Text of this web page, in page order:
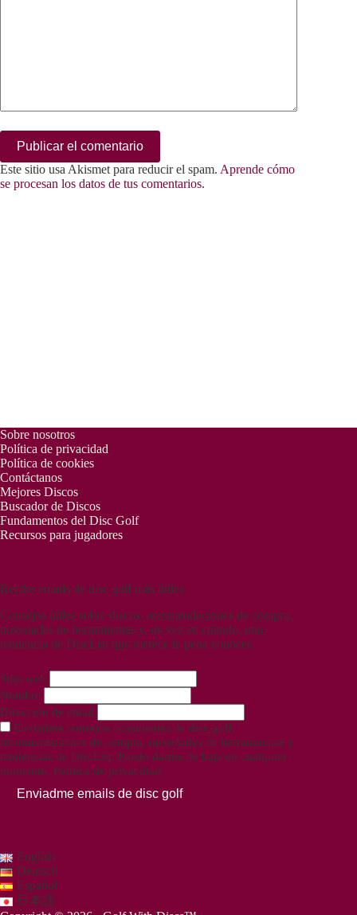
Publicar el comentario
Este sitio usa Akismet para reducir el spam. Aprende cómo
se procesan los datos de tus comentarios.
Sobre nosotros
Política de privacidad
Política de cookies
Contáctanos
Mejores Discos
Buscador de Discos
Fundamentos del Disc Golf
Recursos para jugadores
Recibe emails de disc golf más útiles
Consejos útiles sobre discos, recomendaciones de compra,
novedades de herramientas y, de vez en cuando, una
tendencia de DiscList que merece la pena conocer.
Sitio web
Nombre
Dirección de email
Enviadme consejos ocasionales de disc golf,
recomendaciones de compra, novedades de herramientas y
tendencias de DiscList. Puedo darme de baja en cualquier
momento. Política de privacidad
Enviadme emails de disc golf
English
Deutsch
Español
日本語